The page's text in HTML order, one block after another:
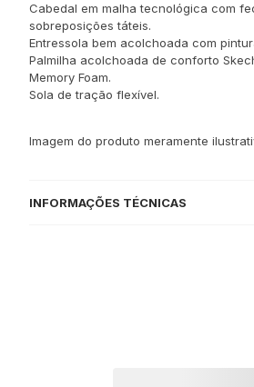
Cabedal em malha tecnológica com
sobreposições táteis.
Entressola bem acolchoada com
Palmilha acolchoada de conforto
Memory Foam.
Sola de tração flexível.
Imagem do produto meramente
INFORMAÇÕES TÉCNICAS